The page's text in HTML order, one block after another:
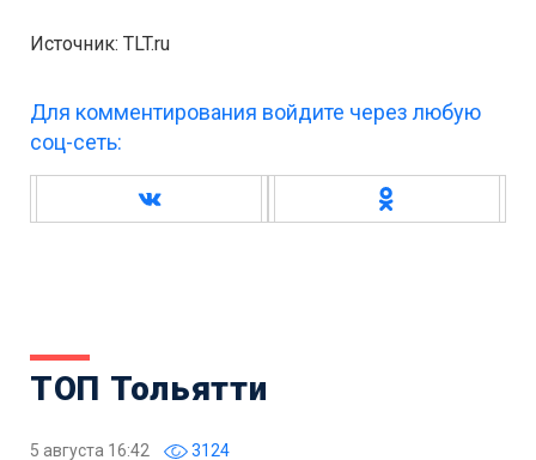
Источник: TLT.ru
Для комментирования войдите через любую
соц-сеть:
ТОП Тольятти
5 августа 16:42 3124